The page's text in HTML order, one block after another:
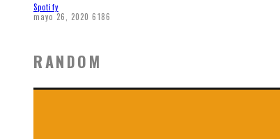
Spotify
mayo 26, 2020 6186
RANDOM